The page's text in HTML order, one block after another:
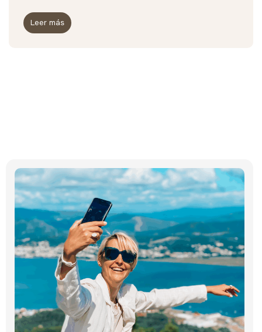
Leer más